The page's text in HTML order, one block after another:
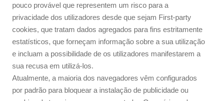
pouco provável que representem um risco para a
privacidade dos utilizadores desde que sejam First-party
cookies, que tratam dados agregados para fins estritamente
estatísticos, que forneçam informação sobre a sua utilização
e incluam a possibilidade de os utilizadores manifestarem a
sua recusa em utilizá-los.
Atualmente, a maioria dos navegadores vêm configurados
por padrão para bloquear a instalação de publicidade ou